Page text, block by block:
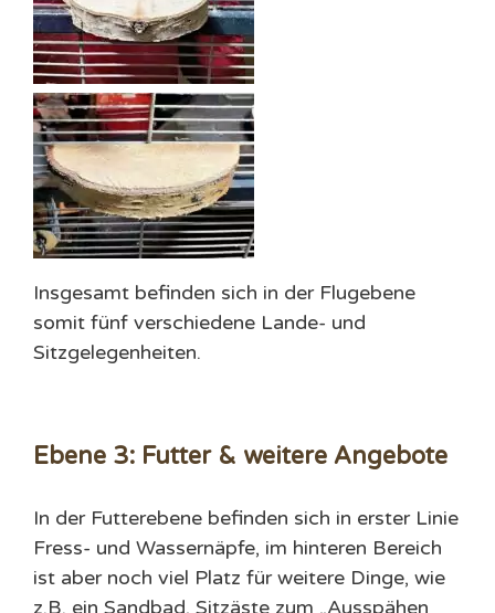
Insgesamt befinden sich in der Flugebene
somit fünf verschiedene Lande- und
Sitzgelegenheiten.
Ebene 3: Futter & weitere Angebote
In der Futterebene befinden sich in erster Linie
Fress- und Wassernäpfe, im hinteren Bereich
ist aber noch viel Platz für weitere Dinge, wie
z.B. ein Sandbad, Sitzäste zum „Ausspähen